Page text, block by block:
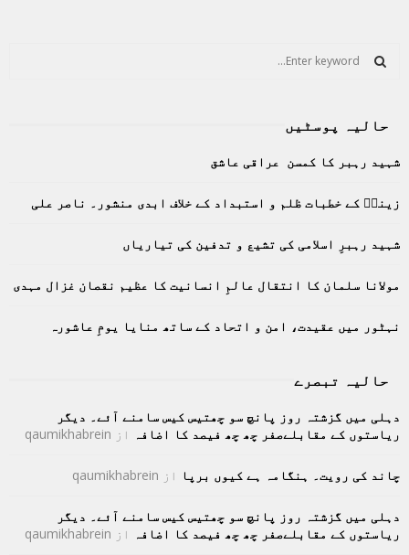
f
r
E
A
R
C
H
حالیہ پوسٹیں
شہید رہبر کا کمسن عراقی عاشق
زینبؑ کے خطبات ظلم و استبداد کے خلاف ابدی منشور۔ ناصر علی
شہید رہبرِ اسلامی کی تشیع و تدفین کی تیاریاں
مولانا سلمان کا انتقال عالمِ انسانیت کا عظیم نقصان غزال مہدی
نہٹور میں عقیدت، امن و اتحاد کے ساتھ منایا یومِ عاشورہ
حالیہ تبصرے
دہلی میں گزشتہ روز پانچ سو چھتیس کیس سامنے آئے۔ دیگر
ریاستوں کے مقابلےصفر چھ چھ فیصد کا اضافہ از qaumikhabrein
چاند کی رویت۔ ہنگامہ ہے کیوں برپا از qaumikhabrein
دہلی میں گزشتہ روز پانچ سو چھتیس کیس سامنے آئے۔ دیگر
ریاستوں کے مقابلےصفر چھ چھ فیصد کا اضافہ از qaumikhabrein